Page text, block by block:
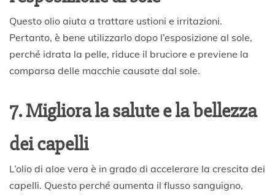
Questo olio aiuta a trattare ustioni e irritazioni.
Pertanto, è bene utilizzarlo dopo l’esposizione al sole,
perché idrata la pelle, riduce il bruciore e previene la
comparsa delle macchie causate dal sole.
7. Migliora la salute e la bellezza
dei capelli
L’olio di aloe vera è in grado di accelerare la crescita dei
capelli. Questo perché aumenta il flusso sanguigno,